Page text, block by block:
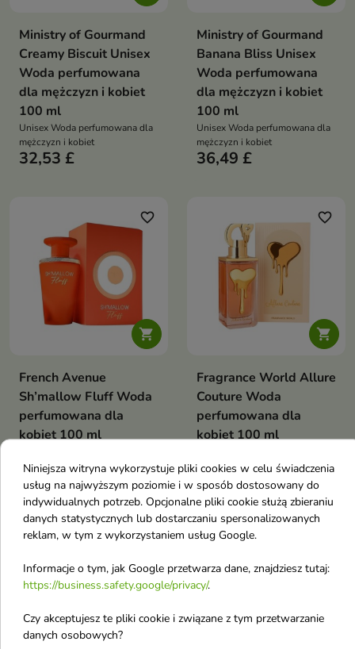
Perfumy z podziałem na nuty
zapachowe
Perfumy z główną nuta zapachową Aromatyczny
Ministry of Gourmand
Creamy Biscuit Unisex
Woda perfumowana
dla mężczyzn i kobiet
100 ml
Unisex Woda perfumowana dla
mężczyzn i kobiet
32,53 £
Ministry of Gourmand
Banana Bliss Unisex
Woda perfumowana
dla mężczyzn i kobiet
100 ml
Unisex Woda perfumowana dla
mężczyzn i kobiet
36,49 £

favorite_border
French Avenue
Sh’mallow Fluff Woda
perfumowana dla
kobiet 100 ml
35,70 £

favorite_border
Fragrance World Allure
Couture Woda
perfumowana dla
kobiet 100 ml
29,35 £
Pokazano 1-4 z 4 pozycji
Niniejsza witryna wykorzystuje pliki cookies w celu świadczenia
usług na najwyższym poziomie i w sposób dostosowany do
indywidualnych potrzeb. Opcjonalne pliki cookie służą zbieraniu
danych statystycznych lub dostarczaniu spersonalizowanych
reklam, w tym z wykorzystaniem usług Google.
Informacje o tym, jak Google przetwarza dane, znajdziesz tutaj:
https://business.safety.google/privacy/.
Czy akceptujesz te pliki cookie i związane z tym przetwarzanie
danych osobowych?